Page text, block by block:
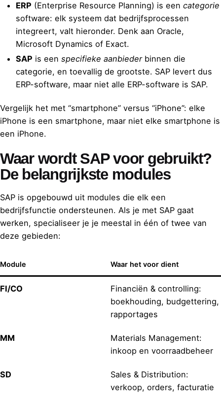
ERP (Enterprise Resource Planning) is een categorie
software: elk systeem dat bedrijfsprocessen
integreert, valt hieronder. Denk aan Oracle,
Microsoft Dynamics of Exact.
SAP is een specifieke aanbiederbinnen die
categorie, en toevallig de grootste. SAP levert dus
ERP-software, maar niet alle ERP-software is SAP.
Vergelijk het met “smartphone” versus “iPhone”: elke
iPhone is een smartphone, maar niet elke smartphone is
een iPhone.
Waar wordt SAP voor gebruikt?
De belangrijkste modules
SAP is opgebouwd uit modules die elk een
bedrijfsfunctie ondersteunen. Als je met SAP gaat
werken, specialiseer je je meestal in één of twee van
deze gebieden:
Module Waar het voor dient
FI/CO
Financiën & controlling:
boekhouding, budgettering,
rapportages
MM
Materials Management:
inkoop en voorraadbeheer
SD
Sales & Distribution:
verkoop, orders, facturatie